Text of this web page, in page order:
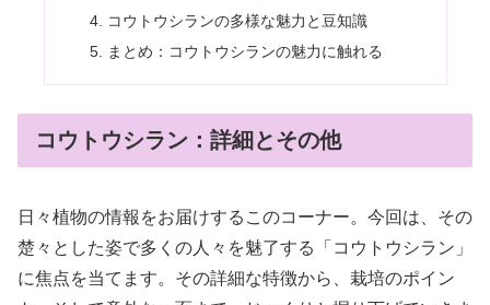
コウトウシランの多様な魅力と豆知識
まとめ：コウトウシランの魅力に触れる
コウトウシラン：詳細とその他
日々植物の情報をお届けするこのコーナー。今回は、その
楚々とした姿で多くの人々を魅了する「コウトウシラン」
に焦点を当てます。その詳細な特徴から、栽培のポイン